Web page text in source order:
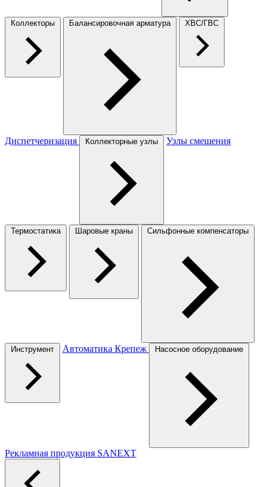
Коллекторы Балансировочная арматура ХВС/ГВС
Диспетчеризация Коллекторные узлы Узлы смешения
Термостатика Шаровые краны Сильфонные компенсаторы
Инструмент Автоматика Крепеж Насосное оборудование
Рекламная продукция SANEXT